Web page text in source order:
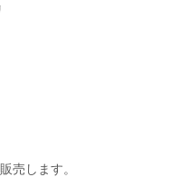
売します。